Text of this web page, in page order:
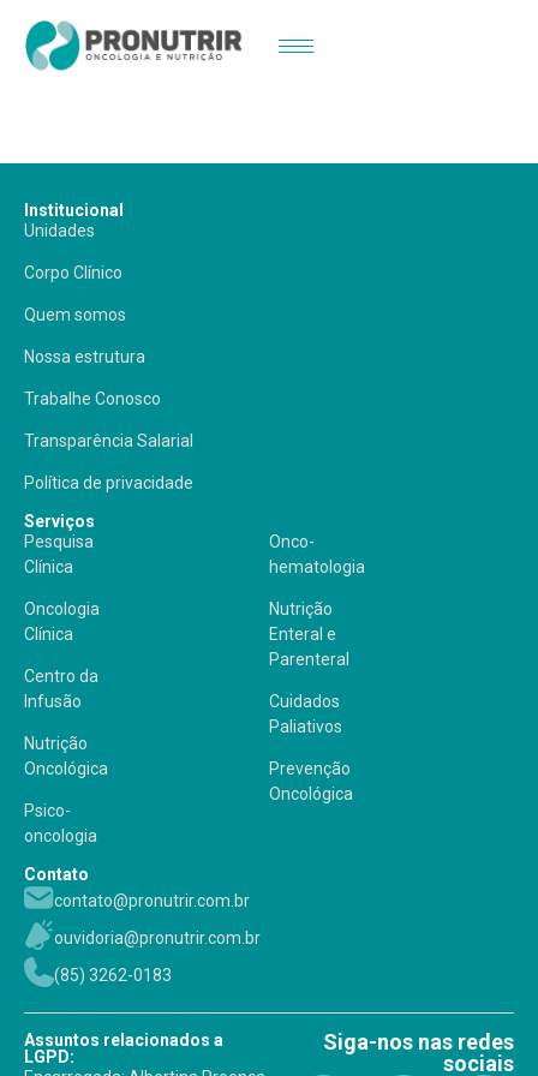
Dr. Pedro Pinto
Institucional
Unidades
Corpo Clínico
Quem somos
Nossa estrutura
Trabalhe Conosco
Transparência Salarial
Política de privacidade
Serviços
Pesquisa
Clínica
Oncologia
Clínica
Centro da
Infusão
Nutrição
Oncológica
Psico-
oncologia
Onco-
hematologia
Nutrição
Enteral e
Parenteral
Cuidados
Paliativos
Prevenção
Oncológica
Contato
contato@pronutrir.com.br
ouvidoria@pronutrir.com.br
(85) 3262-0183
Assuntos relacionados a
LGPD:
Siga-nos nas redes
sociais